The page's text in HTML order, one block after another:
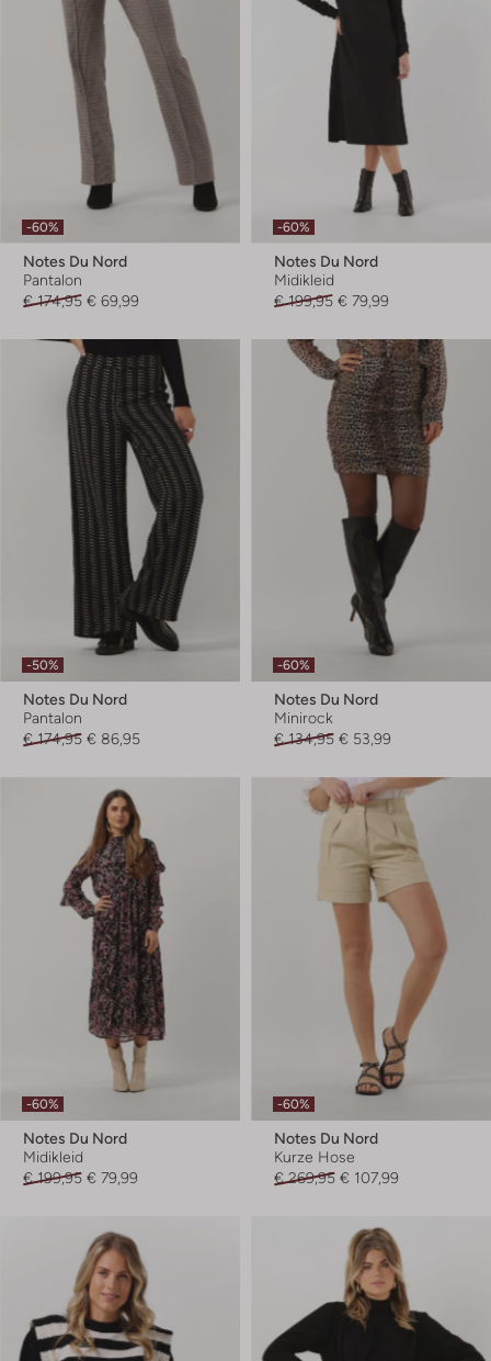
-60%
Notes Du Nord
Pantalon
€ 174,95 € 69,99
-60%
Notes Du Nord
Midikleid
€ 199,95 € 79,99
-50%
Notes Du Nord
Pantalon
€ 174,95 € 86,95
-60%
Notes Du Nord
Minirock
€ 134,95 € 53,99
-60%
Notes Du Nord
Midikleid
€ 199,95 € 79,99
-60%
Notes Du Nord
Kurze Hose
€ 269,95 € 107,99